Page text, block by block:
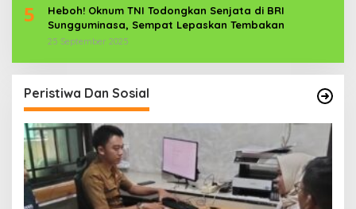
5
Heboh! Oknum TNI Todongkan Senjata di BRI
Sungguminasa, Sempat Lepaskan Tembakan
25 September 2025
Peristiwa Dan Sosial